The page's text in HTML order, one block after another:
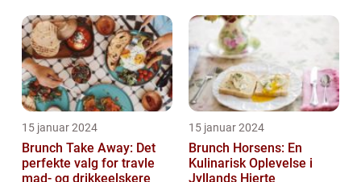
fra både morgenmad og
15 januar 2024
Brunch Take Away: Det
perfekte valg for travle
mad- og drikkeelskere
15 januar 2024
Brunch Horsens: En
Kulinarisk Oplevelse i
Jyllands Hjerte